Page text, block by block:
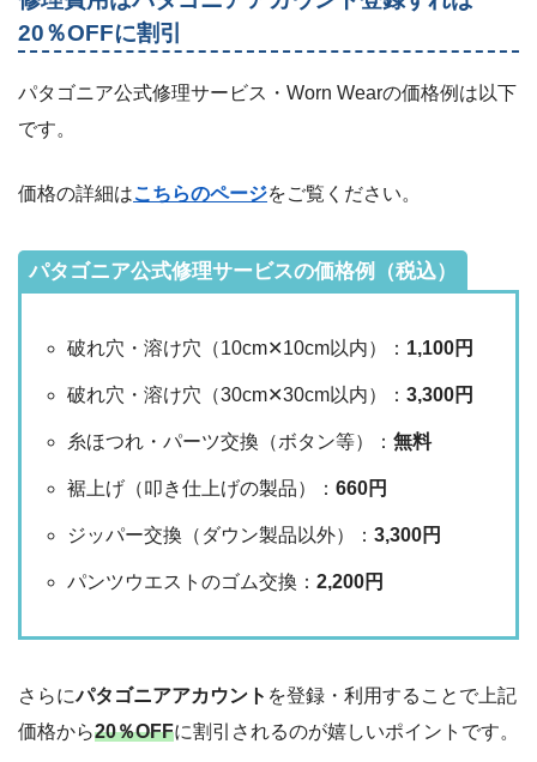
20％OFFに割引
パタゴニア公式修理サービス・Worn Wearの価格例は以下
です。
価格の詳細はこちらのページをご覧ください。
パタゴニア公式修理サービスの価格例（税込）
破れ穴・溶け穴（10cm✕10cm以内）： 1,100円
破れ穴・溶け穴（30cm✕30cm以内）：3,300円
糸ほつれ・パーツ交換（ボタン等）：無料
裾上げ（叩き仕上げの製品）：660円
ジッパー交換（ダウン製品以外）：3,300円
パンツウエストのゴム交換：2,200円
さらにパタゴニアアカウント を登録・利用することで上記
価格から20％OFFに割引されるのが嬉しいポイントです。